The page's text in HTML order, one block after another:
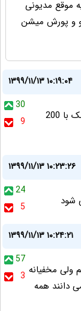
موقع مدیونی
و و پورش میشن
۱۳۹۹/۱۱/۱۳ ۱۰:۱۹:۰۴
30
9
لیستت قدیمی ایرانجیب . همین الان ایلان ماسک با 200
۱۳۹۹/۱۱/۱۳ ۱۰:۲۳:۲۶
24
5
شود
۱۳۹۹/۱۱/۱۳ ۱۰:۲۴:۲۱
57
3 ولی مخفیانه
دانند همه